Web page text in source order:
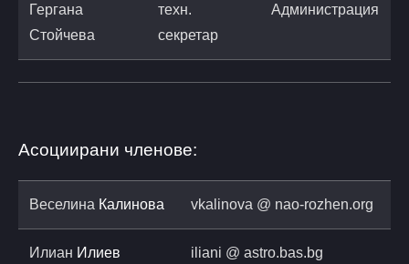
Гергана
Стойчева
техн.
секретар
Администрация
Асоциирани членове:
Веселина Калинова vkalinova @ nao-rozhen.org
Илиан Илиев iliani @ astro.bas.bg